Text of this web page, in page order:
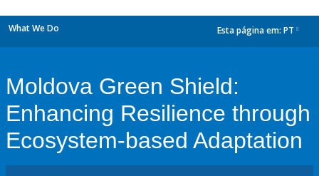
What We Do Esta página em: PT
Moldova Green Shield:
Enhancing Resilience through
Ecosystem-based Adaptation